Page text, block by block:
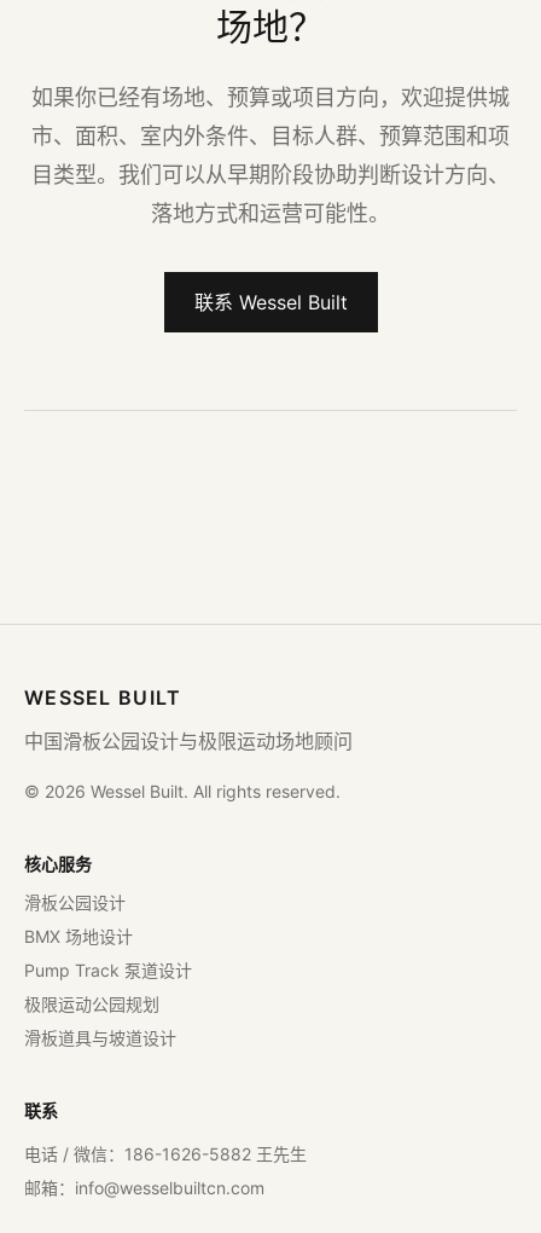
场地？
如果你已经有场地、预算或项目方向，欢迎提供城
市、面积、室内外条件、目标人群、预算范围和项
目类型。我们可以从早期阶段协助判断设计方向、
落地方式和运营可能性。
联系 Wessel Built
WESSEL BUILT
中国滑板公园设计与极限运动场地顾问
© 2026 Wessel Built. All rights reserved.
核心服务
滑板公园设计
BMX 场地设计
Pump Track 泵道设计
极限运动公园规划
滑板道具与坡道设计
联系
电话 / 微信：186-1626-5882 王先生
邮箱： info@wesselbuiltcn.com